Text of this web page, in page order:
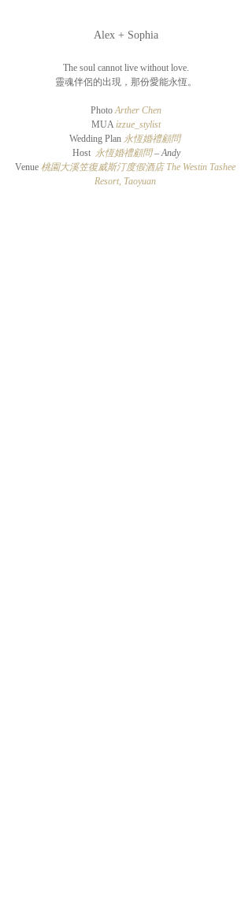
Alex + Sophia
The soul cannot live without love.
靈魂伴侶的出現，那份愛能永恆。
Photo Arther Chen
MUA izzue_stylist
Wedding Plan 永恆婚禮顧問
Host 永恆婚禮顧問 – Andy
Venue 桃園大溪笠復威斯汀度假酒店 The Westin Tashee
Resort, Taoyuan